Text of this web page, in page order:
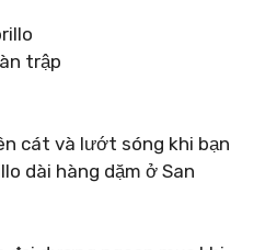
trập
cát và lướt sóng khi bạn
dài hàng dặm ở San